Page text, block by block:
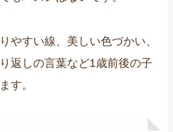
やすい線、美しい色づかい、
返しの言葉など1歳前後の子
す。